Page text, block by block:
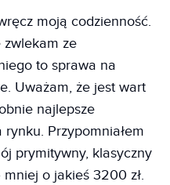
moją codzienność.
zwlekam ze
to sprawa na
Uważam, że jest wart
najlepsze
Przypomniałem
prymitywny, klasyczny
o jakieś 3200 zł.